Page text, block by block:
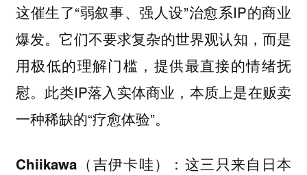
这催生了“弱叙事、强人设”治愈系IP的商业
爆发。它们不要求复杂的世界观认知，而是
用极低的理解门槛，提供最直接的情绪抚
慰。此类IP落入实体商业，本质上是在贩卖
一种稀缺的“疗愈体验”。
Chiikawa（吉伊卡哇）： 这三只来自日本